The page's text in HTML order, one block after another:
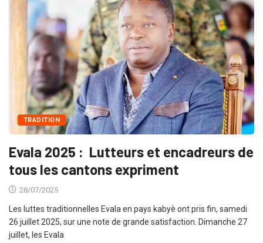
TRADITION
Evala 2025 : Lutteurs et encadreurs de
tous les cantons expriment
28/07/2025
Les luttes traditionnelles Evala en pays kabyè ont pris fin, samedi
26 juillet 2025, sur une note de grande satisfaction. Dimanche 27
juillet, les Evala